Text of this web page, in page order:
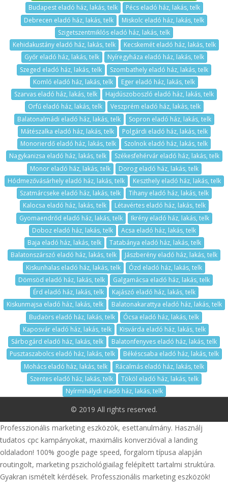
Budapest eladó ház, lakás, telk
Pécs eladó ház, lakás, telk
Debrecen eladó ház, lakás, telk
Miskolc eladó ház, lakás, telk
Szigetszentmiklós eladó ház, lakás, telk
Kehidakustány eladó ház, lakás, telk
Kecskemét eladó ház, lakás, telk
Győr eladó ház, lakás, telk
Nyíregyháza eladó ház, lakás, telk
Szeged eladó ház, lakás, telk
Szombathely eladó ház, lakás, telk
Komló eladó ház, lakás, telk
Eger eladó ház, lakás, telk
Szarvas eladó ház, lakás, telk
Hajdúszoboszló eladó ház, lakás, telk
Orfű eladó ház, lakás, telk
Veszprém eladó ház, lakás, telk
Balatonalmádi eladó ház, lakás, telk
Sopron eladó ház, lakás, telk
Mátészalka eladó ház, lakás, telk
Polgárdi eladó ház, lakás, telk
Monorierdő eladó ház, lakás, telk
Szolnok eladó ház, lakás, telk
Nagykanizsa eladó ház, lakás, telk
Székesfehérvár eladó ház, lakás, telk
Monor eladó ház, lakás, telk
Dorog eladó ház, lakás, telk
Hódmezővásárhely eladó ház, lakás, telk
Keszthely eladó ház, lakás, telk
Szatmárcseke eladó ház, lakás, telk
Tihany eladó ház, lakás, telk
Kalocsa eladó ház, lakás, telk
Létavértes eladó ház, lakás, telk
Gyomaendrőd eladó ház, lakás, telk
Ikrény eladó ház, lakás, telk
Doboz eladó ház, lakás, telk
Acsa eladó ház, lakás, telk
Baja eladó ház, lakás, telk
Tatabánya eladó ház, lakás, telk
Balatonszárszó eladó ház, lakás, telk
Jászberény eladó ház, lakás, telk
Kiskunhalas eladó ház, lakás, telk
Ózd eladó ház, lakás, telk
Dömsöd eladó ház, lakás, telk
Galgamácsa eladó ház, lakás, telk
Érd eladó ház, lakás, telk
Kajászó eladó ház, lakás, telk
Kiskunmajsa eladó ház, lakás, telk
Balatonakarattya eladó ház, lakás, telk
Budaörs eladó ház, lakás, telk
Ócsa eladó ház, lakás, telk
Kaposvár eladó ház, lakás, telk
Kisvárda eladó ház, lakás, telk
Sárbogárd eladó ház, lakás, telk
Balatonfenyves eladó ház, lakás, telk
Pusztaszabolcs eladó ház, lakás, telk
Békéscsaba eladó ház, lakás, telk
Mohács eladó ház, lakás, telk
Rácalmás eladó ház, lakás, telk
Szentes eladó ház, lakás, telk
Tököl eladó ház, lakás, telk
Nyírmihálydi eladó ház, lakás, telk
© 2019 All rights reserved.
Professzionális marketing eszközök, esettanulmány. Használj
tudatos cpc kampányokat, maximális konverzióval a landing
oldaladon! 100% google page speed, forgalom típusa alapján
routingolt, marketing pszichológiailag felépített tartalmi struktúra.
Gyakran ismételt kérdések. Professzionális marketing eszközök!